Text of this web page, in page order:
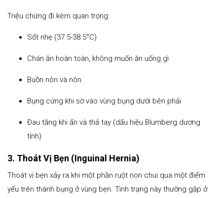
Triệu chứng đi kèm quan trọng:
Sốt nhẹ (37.5-38.5°C)
Chán ăn hoàn toàn, không muốn ăn uống gì
Buồn nôn và nôn
Bụng cứng khi sờ vào vùng bụng dưới bên phải
Đau tăng khi ấn và thả tay (dấu hiệu Blumberg dương
tính)
3. Thoát Vị Bẹn (Inguinal Hernia)
Thoát vị bẹn xảy ra khi một phần ruột non chui qua một điểm
yếu trên thành bụng ở vùng bẹn. Tình trạng này thường gặp ở